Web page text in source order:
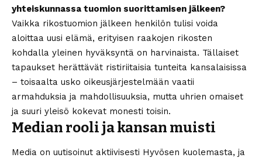
yhteiskunnassa tuomion suorittamisen jälkeen?
Vaikka rikostuomion jälkeen henkilön tulisi voida
aloittaa uusi elämä, erityisen raakojen rikosten
kohdalla yleinen hyväksyntä on harvinaista. Tällaiset
tapaukset herättävät ristiriitaisia tunteita kansalaisissa
– toisaalta usko oikeusjärjestelmään vaatii
armahduksia ja mahdollisuuksia, mutta uhrien omaiset
ja suuri yleisö kokevat monesti toisin.
Median rooli ja kansan muisti
Media on uutisoinut aktiivisesti Hyvösen kuolemasta, ja